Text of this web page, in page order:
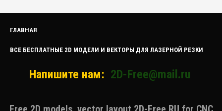
ГЛАВНАЯ
ВСЕ БЕСПЛАТНЫЕ 2D МОДЕЛИ И ВЕКТОРЫ ДЛЯ ЛАЗЕРНОЙ РЕЗКИ
Напишите нам: 2D-Free@mail.ru